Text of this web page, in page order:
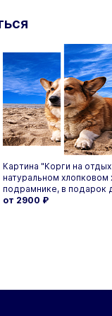
Картина "Корги на
натуральном хлопковом
подрамнике, в подарок
от 2900 ₽